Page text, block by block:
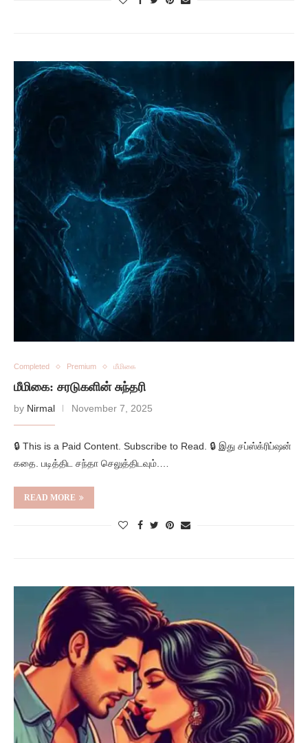
Completed Premium மீமிகை
மீமிகை: சரடுகளின் சுந்தரி
by Nirmal November 7, 2025
🔒 This is a Paid Content. Subscribe to Read. 🔒 இது சப்ஸ்க்ரிப்ஷன்
கதை. படித்திட சந்தா செலுத்திடவும்.…
READ MORE